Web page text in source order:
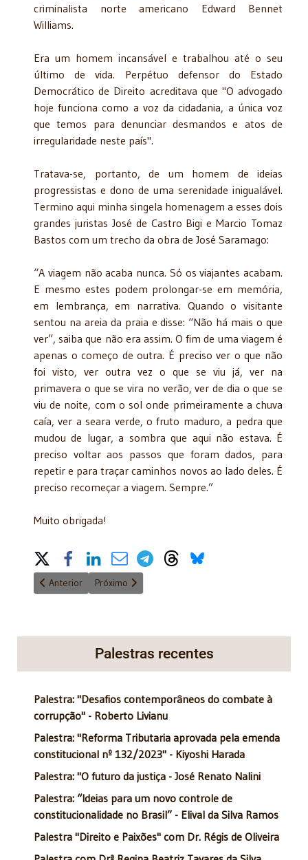
criminalista norte americano Edward Bennet
Williams.
Era um homem incansável e trabalhou até o seu
último de vida. Perpétuo defensor do Estado
Democrático de Direito acreditava que "O advogado
hoje funciona como a voz da cidadania, a única voz
que temos para denunciar desmandos e atos de
irregularidade neste país".
Tratava-se, portanto, de um homem de ideias
progressistas e dono de uma serenidade inigualável.
Termino aqui minha singela homenagem a esses dois
grandes juristas José de Castro Bigi e Marcio Tomaz
Bastos com um trecho da obra de José Saramago:
“A viagem não acaba nunca. Só os viajantes acabam.
E mesmo estes podem prolongar-se em memória,
em lembrança, em narrativa. Quando o visitante
sentou na areia da praia e disse: “Não há mais o que
ver”, saiba que não era assim. O fim de uma viagem é
apenas o começo de outra. É preciso ver o que não
foi visto, ver outra vez o que se viu já, ver na
primavera o que se vira no verão, ver de dia o que se
viu de noite, com o sol onde primeiramente a chuva
caía, ver a seara verde, o fruto maduro, a pedra que
mudou de lugar, a sombra que aqui não estava. É
preciso voltar aos passos que foram dados, para
repetir e para traçar caminhos novos ao lado deles. É
preciso recomeçar a viagem. Sempre.”
Muito obrigada!
Share on Social Media
Artigo anterior: "Discurso de recepção a Samantha" / Ney
Anterior Próximo artigo: "Pacto Federativo" - 3/4/2015
Próximo
Palestras recentes
Palestra: "Desafios contemporâneos do combate à
corrupção" - Roberto Livianu
Palestra: "Reforma Tributaria aprovada pela emenda
constitucional nº 132/2023" - Kiyoshi Harada
Palestra: "O futuro da justiça - José Renato Nalini
Palestra: “Ideias para um novo controle de
constitucionalidade no Brasil” - Elival da Silva Ramos
Palestra "Direito e Paixões" com Dr. Régis de Oliveira